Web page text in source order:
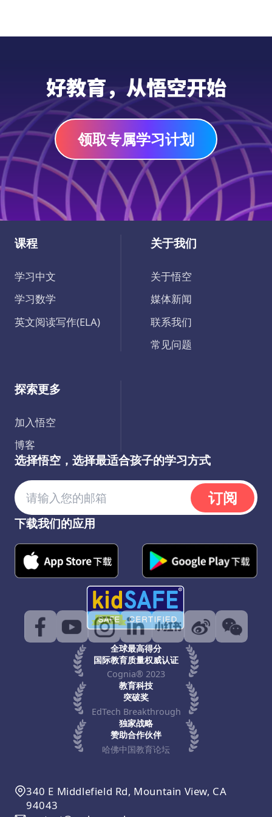
好教育，从悟空开始
领取专属学习计划
课程
学习中文
学习数学
英文阅读写作(ELA)
关于我们
关于悟空
媒体新闻
联系我们
常见问题
探索更多
加入悟空
博客
选择悟空，选择最适合孩子的学习方式
订阅
下载我们的应用
全球最高得分
国际教育质量权威认证
Cognia® 2023
教育科技
突破奖
EdTech Breakthrough
独家战略
赞助合作伙伴
哈佛中国教育论坛
340 E Middlefield Rd, Mountain View, CA
94043